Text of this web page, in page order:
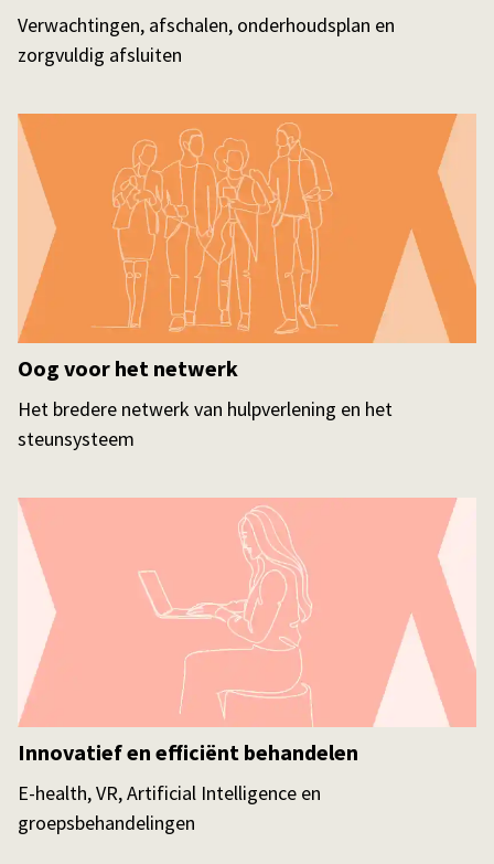
Verwachtingen, afschalen, onderhoudsplan en
zorgvuldig afsluiten
Oog voor het netwerk
Het bredere netwerk van hulpverlening en het
steunsysteem
Innovatief en efficiënt behandelen
E-health, VR, Artificial Intelligence en
groepsbehandelingen